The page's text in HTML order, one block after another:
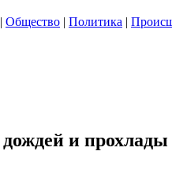
| Общество | Политика |
дождей и прохлады